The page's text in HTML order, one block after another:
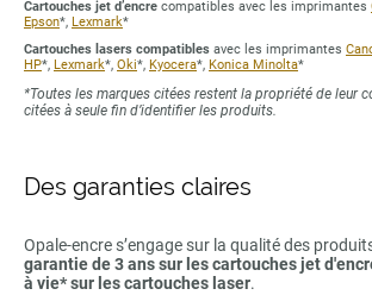
Cartouches jet d’encre compatibles avec les imprimantes
Epson*, Lexmark*
Cartouches lasers compatibles avec les imprimantes
HP*, Lexmark*, Oki*, Kyocera*, Konica Minolta*
*Toutes les marques citées restent la propriété de leur
citées à seule fin d’identifier les produits.
Des garanties claires
Opale-encre s’engage sur la qualité des
garantie de 3 ans sur les cartouches jet
à vie* sur les cartouches laser.